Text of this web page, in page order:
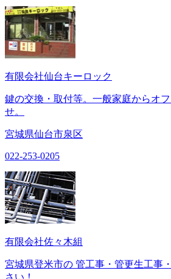
有限会社仙台キーロック
鍵の交換・取付等。一般家庭からオ
せ。
宮城県仙台市泉区
022-253-0205
有限会社佐々木組
宮城県登米市の 管工事・管更生工事
さい！